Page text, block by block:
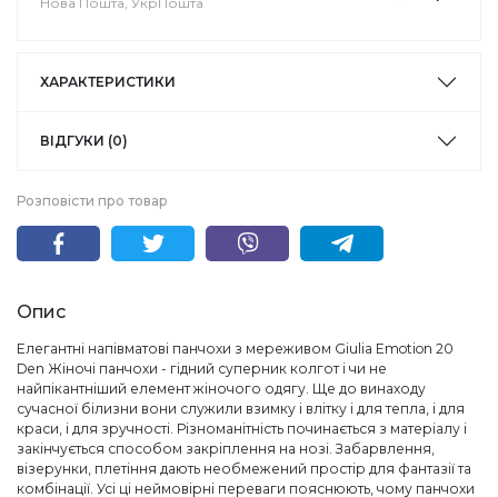
ХАРАКТЕРИСТИКИ
ВІДГУКИ (0)
Розповісти про товар
Опис
Елегантні напівматові панчохи з мереживом Giulia Emotion 20
Den Жіночі панчохи - гідний суперник колгот і чи не
найпікантніший елемент жіночого одягу. Ще до винаходу
сучасної білизни вони служили взимку і влітку і для тепла, і для
краси, і для зручності. Різноманітність починається з матеріалу і
закінчується способом закріплення на нозі. Забарвлення,
візерунки, плетіння дають необмежений простір для фантазії та
комбінації. Усі ці неймовірні переваги пояснюють, чому панчохи